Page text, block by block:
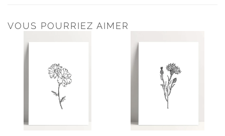
VOUS POURRIEZ AIMER